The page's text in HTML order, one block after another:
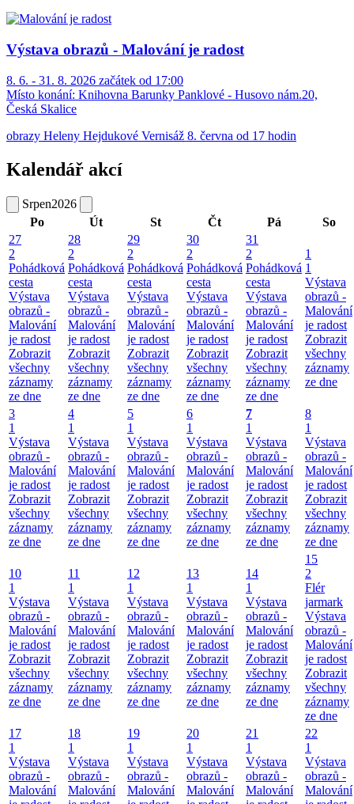
Výstava obrazů - Malování je radost
8. 6. - 31. 8. 2026 začátek od 17:00
Místo konání: Knihovna Barunky Panklové - Husovo nám.20,
Česká Skalice
obrazy Heleny Hejdukové Vernisáž 8. června od 17 hodin
Kalendář akcí
Srpen2026
Po
Út St Čt Pá
So
27
2
Pohádková
cesta
Výstava
obrazů -
Malování
je radost
Zobrazit
všechny
záznamy
ze dne
28
2
Pohádková
cesta
Výstava
obrazů -
Malování
je radost
Zobrazit
všechny
záznamy
ze dne
29
2
Pohádková
cesta
Výstava
obrazů -
Malování
je radost
Zobrazit
všechny
záznamy
ze dne
30
2
Pohádková
cesta
Výstava
obrazů -
Malování
je radost
Zobrazit
všechny
záznamy
ze dne
31
2
Pohádková
cesta
Výstava
obrazů -
Malování
je radost
Zobrazit
všechny
záznamy
ze dne
1
1
Výstava
obrazů -
Malování
je radost
Zobrazit
všechny
záznamy
ze dne
3
1
Výstava
obrazů -
Malování
je radost
Zobrazit
všechny
záznamy
ze dne
4
1
Výstava
obrazů -
Malování
je radost
Zobrazit
všechny
záznamy
ze dne
5
1
Výstava
obrazů -
Malování
je radost
Zobrazit
všechny
záznamy
ze dne
6
1
Výstava
obrazů -
Malování
je radost
Zobrazit
všechny
záznamy
ze dne
7
1
Výstava
obrazů -
Malování
je radost
Zobrazit
všechny
záznamy
ze dne
8
1
Výstava
obrazů -
Malování
je radost
Zobrazit
všechny
záznamy
ze dne
10
1
Výstava
obrazů -
Malování
je radost
Zobrazit
všechny
záznamy
ze dne
11
1
Výstava
obrazů -
Malování
je radost
Zobrazit
všechny
záznamy
ze dne
12
1
Výstava
obrazů -
Malování
je radost
Zobrazit
všechny
záznamy
ze dne
13
1
Výstava
obrazů -
Malování
je radost
Zobrazit
všechny
záznamy
ze dne
14
1
Výstava
obrazů -
Malování
je radost
Zobrazit
všechny
záznamy
ze dne
15
2
Flér
jarmark
Výstava
obrazů -
Malování
je radost
Zobrazit
všechny
záznamy
ze dne
17
1
Výstava
obrazů -
Malování
18
1
Výstava
obrazů -
Malování
19
1
Výstava
obrazů -
Malování
20
1
Výstava
obrazů -
Malování
21
1
Výstava
obrazů -
Malování
22
1
Výstava
obrazů -
Malování